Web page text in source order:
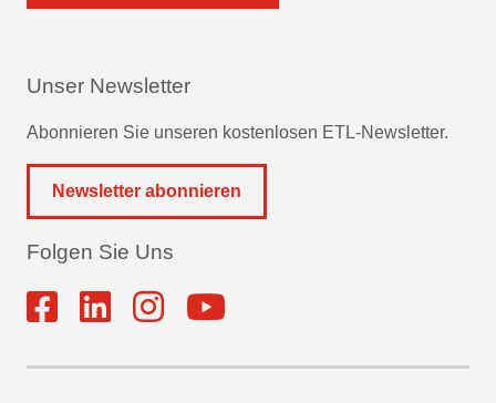
Unser Newsletter
Abonnieren Sie unseren kostenlosen ETL-Newsletter.
Newsletter abonnieren
Folgen Sie Uns